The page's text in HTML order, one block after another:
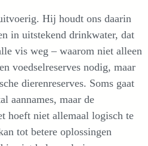
Hij houdt ons daarin
in uitstekend drinkwater, dat
vis weg – waarom niet alleen
voedselreserves nodig, maar
dierenreserves. Soms gaat
aannames, maar de
hoeft niet allemaal logisch te
tot betere oplossingen